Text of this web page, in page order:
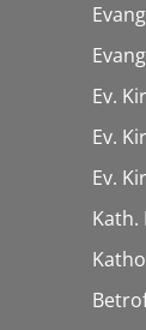
Ev.
Ev.
Ev.
Kath.